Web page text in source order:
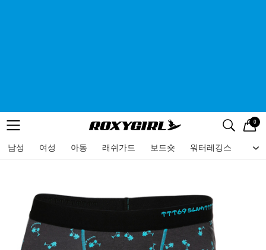
메뉴 검색
로고 0
남성 여성 아동 래쉬가드 보드숏 워터레깅스 비
메뉴